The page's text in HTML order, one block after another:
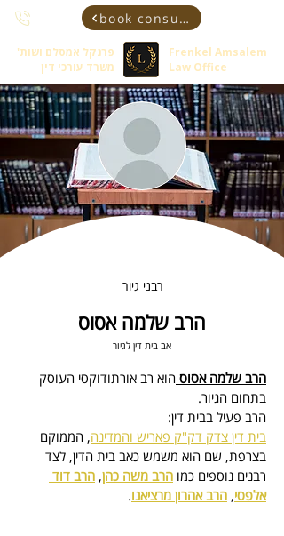
book consultant
פרנקל אמסלם ושות'
משרד עורכי דין
Frenkel Amsalem
Law Office
רבני גיור
הרב שלמה אסוס
אב בית דין לגיור
הרב שלמה אסוס הוא רב אורתודוקסי העוסק
בתחום הגיור.
הרב פעיל בבית דין:
בית דין צדק דק"ק פאריש והמדינה, הממוקם
בצרפת, שם הוא משמש כאב בית הדין, לצד
רבנים נוספים כמו הרב משה כהן, הרב דוד
אלפסי, הרב אהרון מרציאנו.